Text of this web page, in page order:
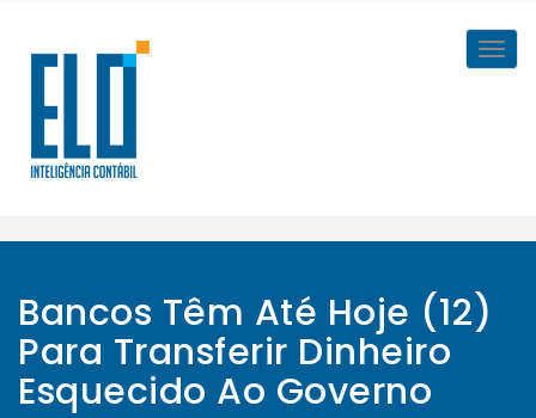
content
Bancos Têm Até Hoje (12)
Para Transferir Dinheiro
Esquecido Ao Governo